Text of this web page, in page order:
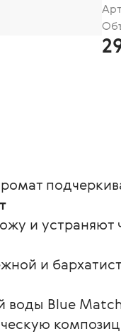
и устраняют
и
Blue